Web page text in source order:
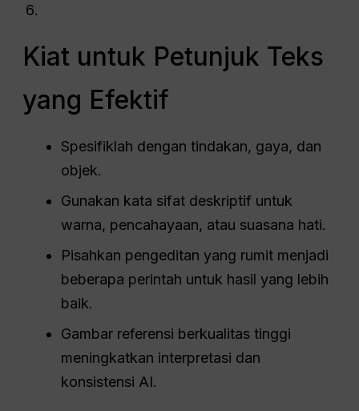
Kiat untuk Petunjuk Teks
yang Efektif
Spesifiklah dengan tindakan, gaya, dan
objek.
Gunakan kata sifat deskriptif untuk
warna, pencahayaan, atau suasana hati.
Pisahkan pengeditan yang rumit menjadi
beberapa perintah untuk hasil yang lebih
baik.
Gambar referensi berkualitas tinggi
meningkatkan interpretasi dan
konsistensi AI.